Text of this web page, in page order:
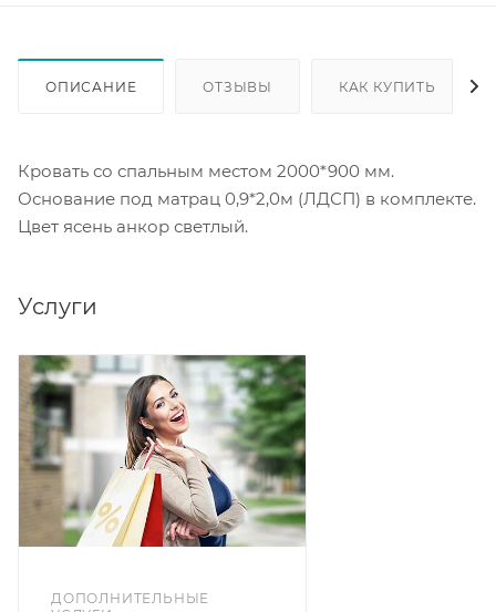
ОПИСАНИЕ ОТЗЫВЫ КАК КУПИТЬ
Кровать со спальным местом 2000*900 мм.
Основание под матрац 0,9*2,0м (ЛДСП) в комплекте.
Цвет ясень анкор светлый.
Услуги
ДОПОЛНИТЕЛЬНЫЕ